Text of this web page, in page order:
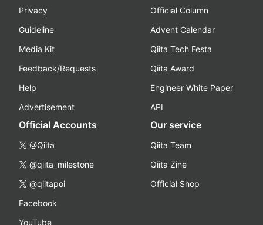
Privacy
Guideline
Media Kit
Feedback/Requests
Help
Advertisement
Official Column
Advent Calendar
Qiita Tech Festa
Qiita Award
Engineer White Paper
API
Official Accounts
@Qiita
@qiita_milestone
@qiitapoi
Facebook
YouTube
Our service
Qiita Team
Qiita Zine
Official Shop